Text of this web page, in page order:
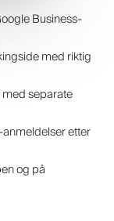
Business-
med riktig
separate
etter
og på